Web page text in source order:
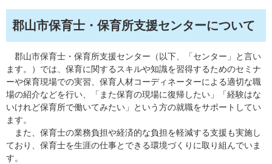
郡山市保育士・保育所支援センターについて
郡山市保育士・保育所支援センター（以下、「センター」と言い
ます。）では、保育に関するスキルや知識を習得するためのセミナ
ーや保育現場での実習、保育人材コーディネーターによる適切な職
場の紹介などを行い、「また保育の現場に復帰したい」「経験はな
いけれど保育所で働いてみたい」という方の就職をサポートしてい
ます。
また、保育士の業務負担や経済的な負担を軽減する支援も実施し
ており、保育士を生涯の仕事とできる環境づくりに取り組んでいま
す。